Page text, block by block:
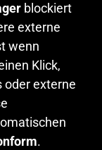
blockiert
externe
wenn
Klick,
oder externe
.